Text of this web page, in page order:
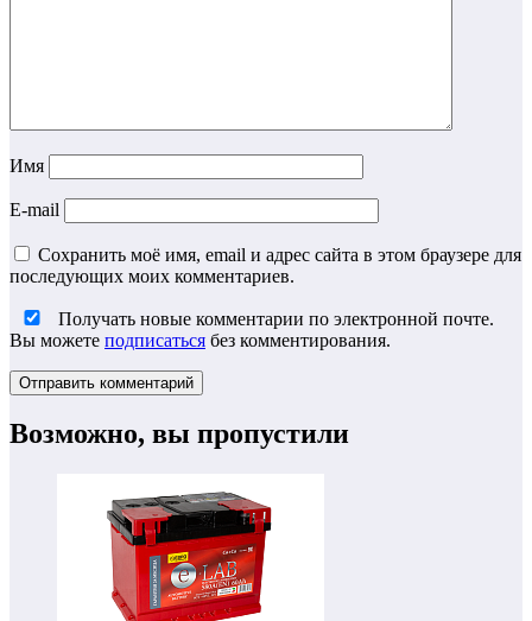
Имя
E-mail
Сохранить моё имя, email и адрес сайта в этом браузере для
последующих моих комментариев.
Получать новые комментарии по электронной почте.
Вы можете подписаться без комментирования.
Возможно, вы пропустили